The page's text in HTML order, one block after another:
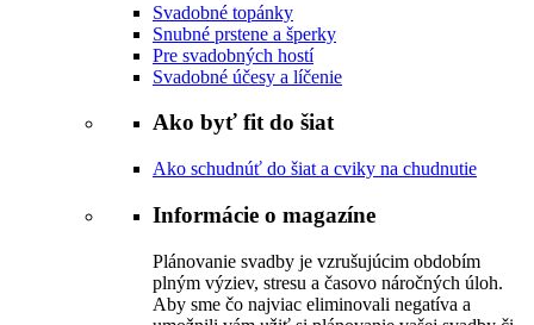
Svadobné topánky
Snubné prstene a šperky
Pre svadobných hostí
Svadobné účesy a líčenie
Ako byť fit do šiat
Ako schudnúť do šiat a cviky na chudnutie
Informácie o magazíne
Plánovanie svadby je vzrušujúcim obdobím
plným výziev, stresu a časovo náročných úloh.
Aby sme čo najviac eliminovali negatíva a